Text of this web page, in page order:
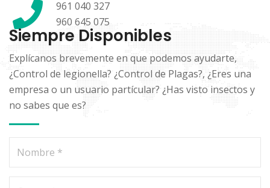
961 040 327
960 645 075
Siempre Disponibles
Explícanos brevemente en que podemos ayudarte,
¿Control de legionella? ¿Control de Plagas?, ¿Eres una
empresa o un usuario partícular? ¿Has visto insectos y
no sabes que es?